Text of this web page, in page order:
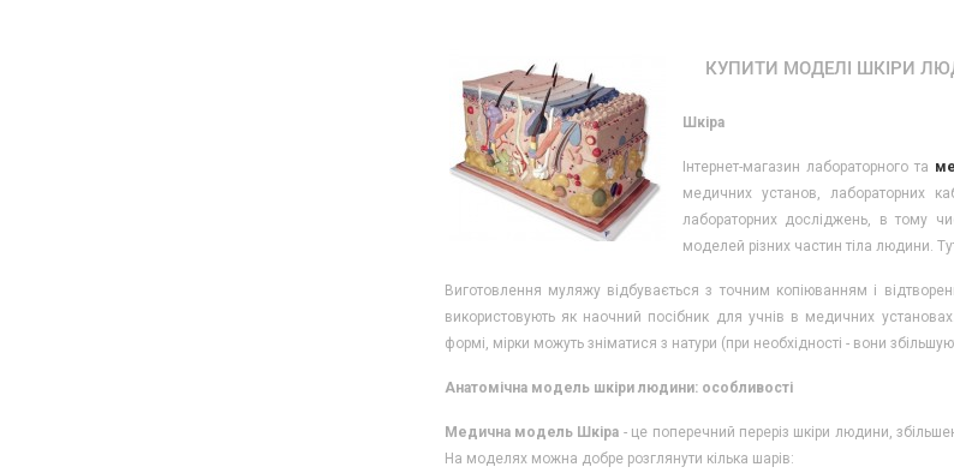
КУПИТИ МОДЕЛІ ШКІРИ
Шкіра
Інтернет-магазин лабораторного та
медичних установ, лабораторних
лабораторних досліджень, в тому
моделей різних частин тіла людини.
Виготовлення муляжу відбувається з точним копіюванням і
використовують як наочний посібник для учнів в медичних
формі, мірки можуть зніматися з натури (при необхідності - вони
Анатомічна модель шкіри людини: особливості
Медична модель Шкіра - це поперечний переріз шкіри людини,
На моделях можна добре розглянути кілька шарів: